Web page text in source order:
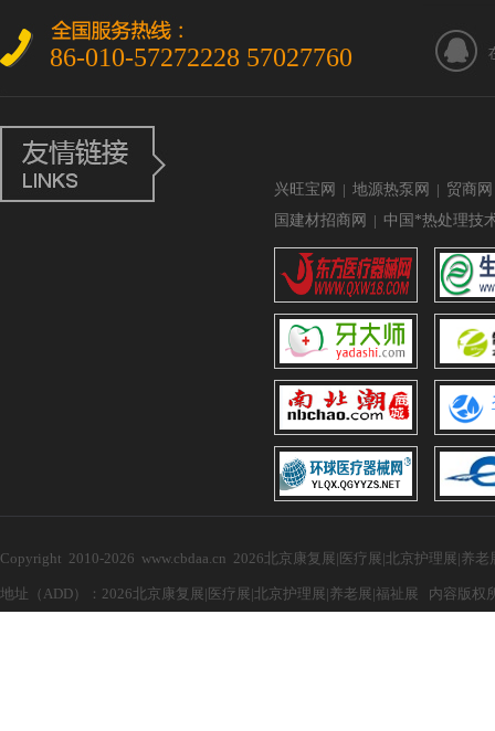
86-010-57272228 57027760
兴旺宝网 | 地源热泵网 | 贸商网
国建材招商网
| 中国*热处理技
Copyright 2010-2026 www.cbdaa.cn 2026北京康复展|医疗展|北京护理展|
地址（ADD）：2026北京康复展|医疗展|北京护理展|养老展|福祉展 内容版